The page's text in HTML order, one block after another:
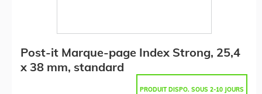
Post-it Marque-page Index Strong, 25,4
x 38 mm, standard
PRODUIT DISPO. SOUS 2-10 JOURS